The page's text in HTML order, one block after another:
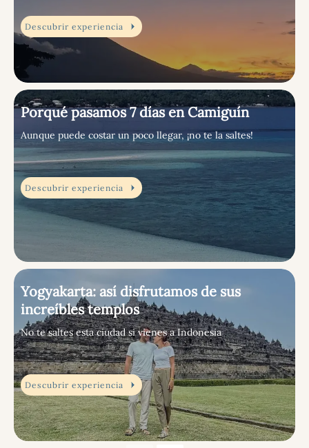
Descubrir experiencia
Porqué pasamos 7 días en Camiguín
Aunque puede costar un poco llegar, ¡no te la saltes!
Descubrir experiencia
Yogyakarta: así disfrutamos de sus
increíbles templos
No te saltes esta ciudad si vienes a Indonesia
Descubrir experiencia